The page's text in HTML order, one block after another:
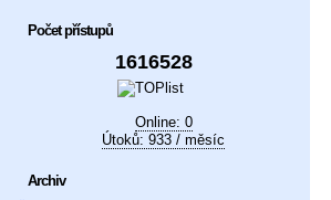
Počet přístupů
1616528
Online: 0
Útoků: 933 / měsíc
Archiv